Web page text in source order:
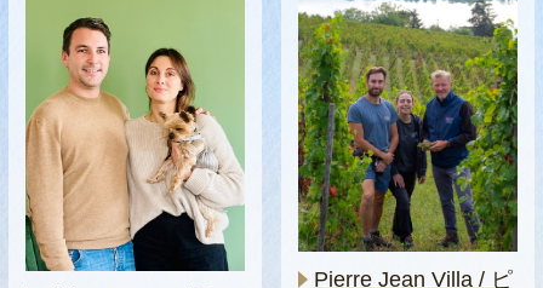
Pierre Jean Villa / ピ